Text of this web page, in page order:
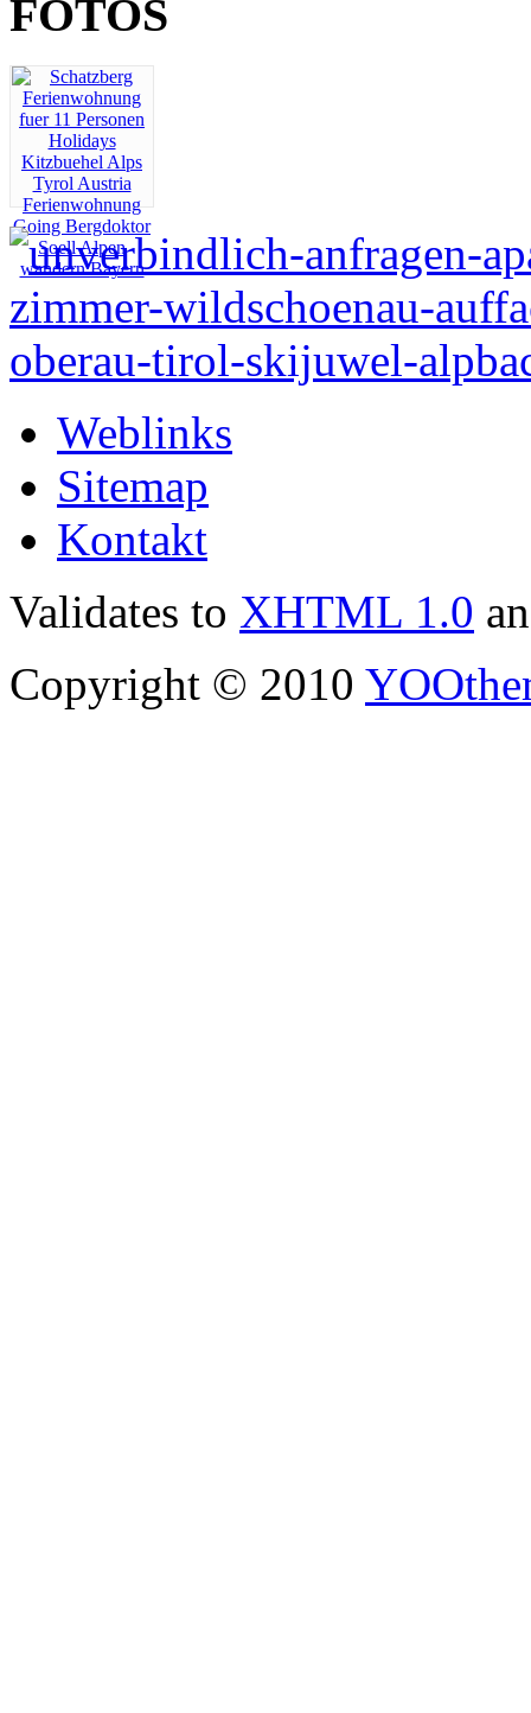
FOTOS
Weblinks
Sitemap
Kontakt
Validates to XHTML 1.0
Copyright © 2010